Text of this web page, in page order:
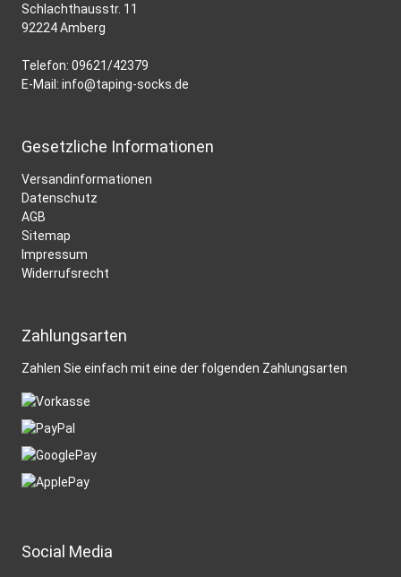
Schlachthausstr. 11
92224 Amberg
Telefon: 09621/42379
E-Mail: info@taping-socks.de
Gesetzliche Informationen
Versandinformationen
Datenschutz
AGB
Sitemap
Impressum
Widerrufsrecht
Zahlungsarten
Zahlen Sie einfach mit eine der folgenden Zahlungsarten
Social Media